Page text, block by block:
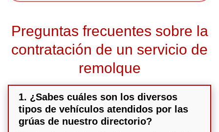
Preguntas frecuentes sobre la
contratación de un servicio de
remolque
1. ¿Sabes cuáles son los diversos
tipos de vehículos atendidos por las
grúas de nuestro directorio?